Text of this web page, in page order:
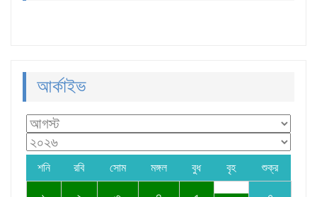
আর্কাইভ
শনি রবি সোম মঙ্গল বুধ বৃহ শুক্র